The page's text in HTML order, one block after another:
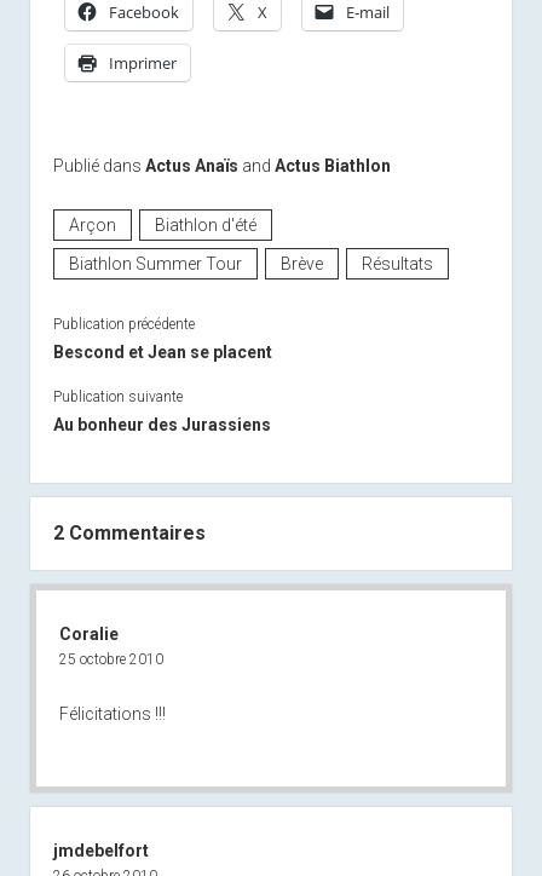
Facebook X E-mail
Imprimer
Publié dans Actus Anaïs and Actus Biathlon
Arçon
Biathlon d'été
Biathlon Summer Tour
Brève Résultats
Publication précédente
Bescond et Jean se placent
Publication suivante
Au bonheur des Jurassiens
2 Commentaires
Coralie
25 octobre 2010
Félicitations !!!
jmdebelfort